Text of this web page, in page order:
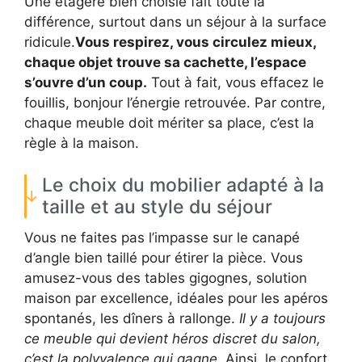
différence, surtout dans un séjour à la surface
ridicule.Vous respirez, vous circulez mieux,
chaque objet trouve sa cachette, l’espace
s’ouvre d’un coup. Tout à fait, vous effacez le
fouillis, bonjour l’énergie retrouvée. Par contre,
chaque meuble doit mériter sa place, c’est la
règle à la maison.
Le choix du mobilier adapté à la
taille et au style du séjour
Vous ne faites pas l’impasse sur le canapé
d’angle bien taillé pour étirer la pièce. Vous
amusez-vous des tables gigognes, solution
maison par excellence, idéales pour les apéros
spontanés, les dîners à rallonge. Il y a toujours
ce meuble qui devient héros discret du salon,
c’est la polyvalence qui gagne. Ainsi, le confort